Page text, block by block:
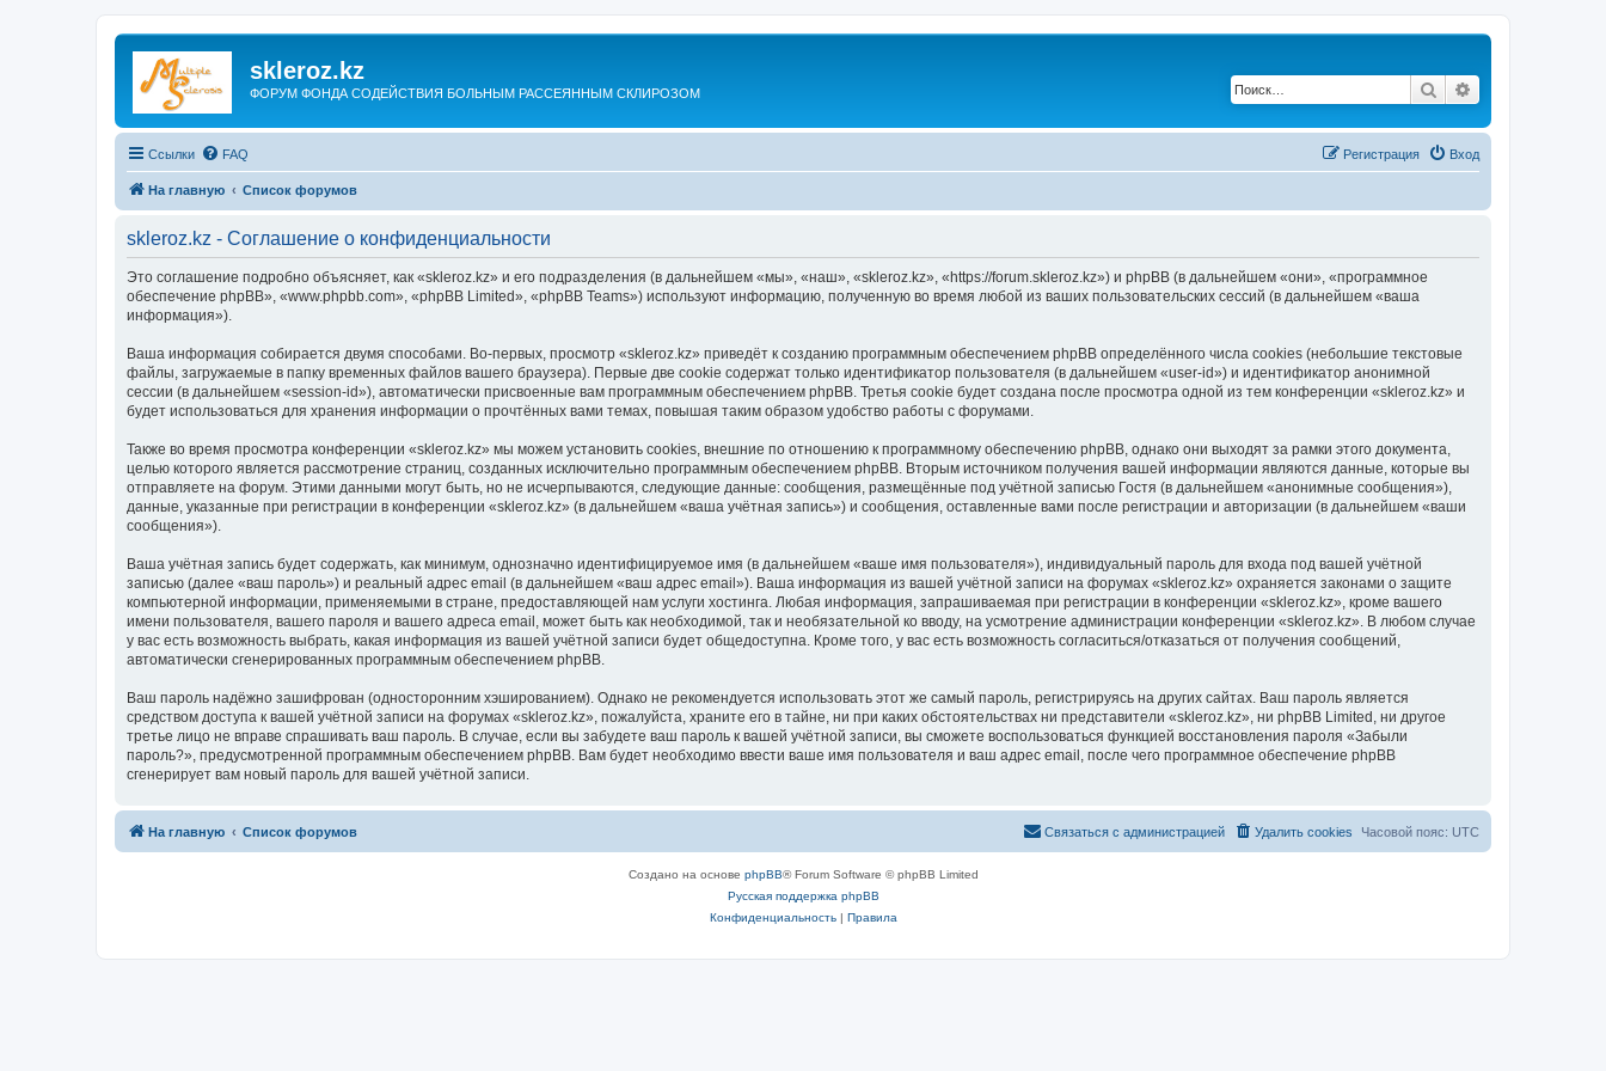
skleroz.kz
ФОРУМ ФОНДА СОДЕЙСТВИЯ БОЛЬНЫМ РАССЕЯННЫМ СКЛИРОЗОМ Поиск
Ссылки FAQ Вход
Регистрация
На главную Список форумов
skleroz.kz - Соглашение о конфиденциальности
Это соглашение подробно объясняет, как «skleroz.kz» и его подразделения (в дальнейшем «мы», «наш», «skleroz.kz», «https://forum.skleroz.kz») и phpBB (в дальнейшем «они», «программное
обеспечение phpBB», «www.phpbb.com», «phpBB Limited», «phpBB Teams») используют информацию, полученную во время любой из ваших пользовательских сессий (в дальнейшем «ваша
информация»).
Ваша информация собирается двумя способами. Во-первых, просмотр «skleroz.kz» приведёт к созданию программным обеспечением phpBB определённого числа cookies (небольшие текстовые
файлы, загружаемые в папку временных файлов вашего браузера). Первые две cookie содержат только идентификатор пользователя (в дальнейшем «user-id») и идентификатор анонимной
сессии (в дальнейшем «session-id»), автоматически присвоенные вам программным обеспечением phpBB. Третья cookie будет создана после просмотра одной из тем конференции «skleroz.kz» и
будет использоваться для хранения информации о прочтённых вами темах, повышая таким образом удобство работы с форумами.
Также во время просмотра конференции «skleroz.kz» мы можем установить cookies, внешние по отношению к программному обеспечению phpBB, однако они выходят за рамки этого документа,
целью которого является рассмотрение страниц, созданных исключительно программным обеспечением phpBB. Вторым источником получения вашей информации являются данные, которые вы
отправляете на форум. Этими данными могут быть, но не исчерпываются, следующие данные: сообщения, размещённые под учётной записью Гостя (в дальнейшем «анонимные сообщения»),
данные, указанные при регистрации в конференции «skleroz.kz» (в дальнейшем «ваша учётная запись») и сообщения, оставленные вами после регистрации и авторизации (в дальнейшем «ваши
сообщения»).
Ваша учётная запись будет содержать, как минимум, однозначно идентифицируемое имя (в дальнейшем «ваше имя пользователя»), индивидуальный пароль для входа под вашей учётной
записью (далее «ваш пароль») и реальный адрес email (в дальнейшем «ваш адрес email»). Ваша информация из вашей учётной записи на форумах «skleroz.kz» охраняется законами о защите
компьютерной информации, применяемыми в стране, предоставляющей нам услуги хостинга. Любая информация, запрашиваемая при регистрации в конференции «skleroz.kz», кроме вашего
имени пользователя, вашего пароля и вашего адреса email, может быть как необходимой, так и необязательной ко вводу, на усмотрение администрации конференции «skleroz.kz». В любом случае
у вас есть возможность выбрать, какая информация из вашей учётной записи будет общедоступна. Кроме того, у вас есть возможность согласиться/отказаться от получения сообщений,
автоматически сгенерированных программным обеспечением phpBB.
Ваш пароль надёжно зашифрован (односторонним хэшированием). Однако не рекомендуется использовать этот же самый пароль, регистрируясь на других сайтах. Ваш пароль является
средством доступа к вашей учётной записи на форумах «skleroz.kz», пожалуйста, храните его в тайне, ни при каких обстоятельствах ни представители «skleroz.kz», ни phpBB Limited, ни другое
третье лицо не вправе спрашивать ваш пароль. В случае, если вы забудете ваш пароль к вашей учётной записи, вы сможете воспользоваться функцией восстановления пароля «Забыли
пароль?», предусмотренной программным обеспечением phpBB. Вам будет необходимо ввести ваше имя пользователя и ваш адрес email, после чего программное обеспечение phpBB
сгенерирует вам новый пароль для вашей учётной записи.
На главную Список форумов Часовой пояс: UTC
Удалить cookies
Связаться с администрацией
Создано на основе phpBB® Forum Software © phpBB Limited
Русская поддержка phpBB
Конфиденциальность| Правила